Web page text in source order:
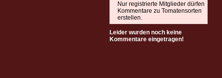
Nur registrierte Mitglieder dürfen
Kommentare zu Tomatensorten
erstellen.
Leider wurden noch keine
Kommentare eingetragen!